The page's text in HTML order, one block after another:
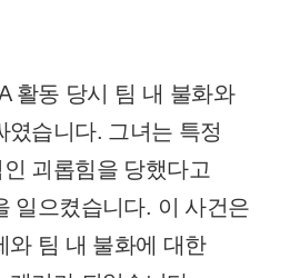
활동 당시 팀 내 불화와
였습니다. 그녀는 특정
괴롭힘을 당했다고
일으켰습니다. 이 사건은
와 팀 내 불화에 대한